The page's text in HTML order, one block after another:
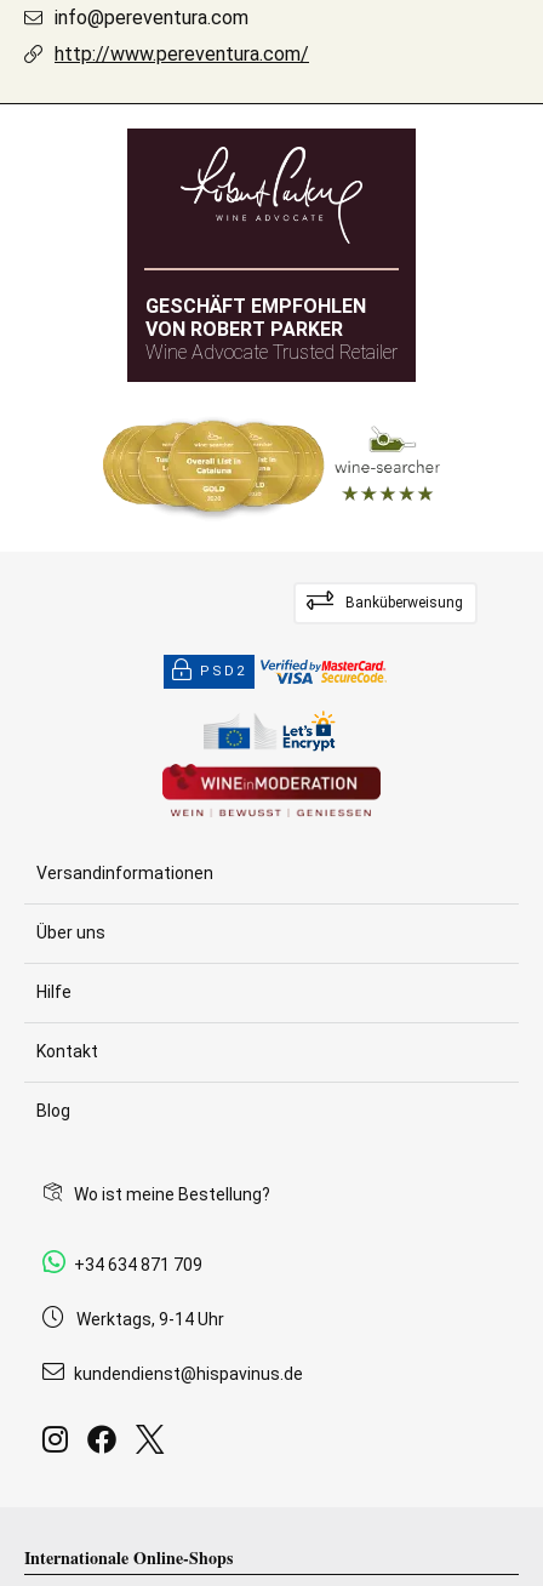
info@pereventura.com
http://www.pereventura.com/
GESCHÄFT EMPFOHLEN
VON ROBERT PARKER
Wine Advocate Trusted Retailer
Banküberweisung
PSD2
Versandinformationen
Über uns
Hilfe
Kontakt
Blog
Wo ist meine Bestellung?
+34 634 871 709
Werktags, 9-14 Uhr
kundendienst@hispavinus.de
Internationale Online-Shops